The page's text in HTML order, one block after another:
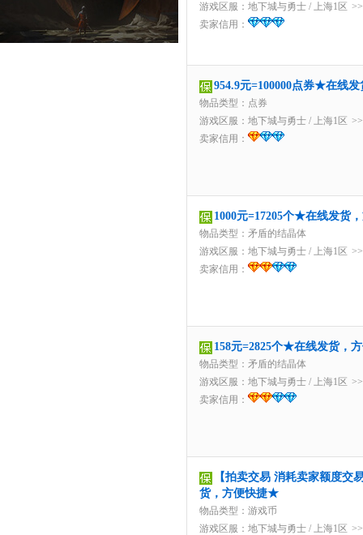
游戏区服： 地下城与勇士 / 上海1区
卖家信用：
954.9元=100000点券★在线
物品类型：点券
游戏区服： 地下城与勇士 / 上海1区
卖家信用：
1000元=17205个★在线发货
物品类型：矛盾的结晶体
游戏区服： 地下城与勇士 / 上海1区
卖家信用：
158元=2825个★在线发货，
物品类型：矛盾的结晶体
游戏区服： 地下城与勇士 / 上海1区
卖家信用：
【拍卖交易 消耗卖家额度交
货，方便快捷★
物品类型：游戏币
游戏区服： 地下城与勇士 / 上海1区